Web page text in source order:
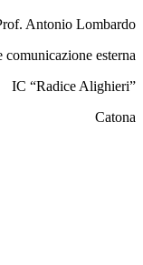
Antonio Lombardo
comunicazione esterna
IC “Radice Alighieri”
Catona